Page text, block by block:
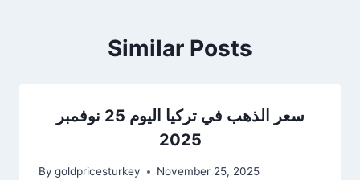
Similar Posts
سعر الذهب في تركيا اليوم 25 نوفمبر
2025
By goldpricesturkey November 25, 2025